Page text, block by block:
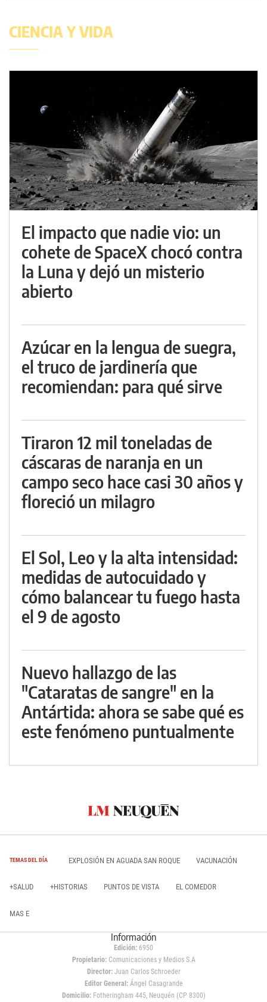
CIENCIA Y VIDA
El impacto que nadie vio: un
cohete de SpaceX chocó contra
la Luna y dejó un misterio
abierto
Azúcar en la lengua de suegra,
el truco de jardinería que
recomiendan: para qué sirve
Tiraron 12 mil toneladas de
cáscaras de naranja en un
campo seco hace casi 30 años y
floreció un milagro
El Sol, Leo y la alta intensidad:
medidas de autocuidado y
cómo balancear tu fuego hasta
el 9 de agosto
Nuevo hallazgo de las
"Cataratas de sangre" en la
Antártida: ahora se sabe qué es
este fenómeno puntualmente
TEMAS DEL DÍA EXPLOSIÓN EN AGUADA SAN ROQUE VACUNACIÓN
+SALUD +HISTORIAS PUNTOS DE VISTA EL COMEDOR
MAS E
Información
Edición: 6950
Propietario:Comunicaciones y Medios S.A
Director: Juan Carlos Schroeder
Editor General:Ángel Casagrande
Domicilio:Fotheringham 445, Neuquén (CP 8300)